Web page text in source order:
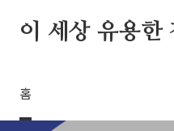
이 세상 유용한
홈